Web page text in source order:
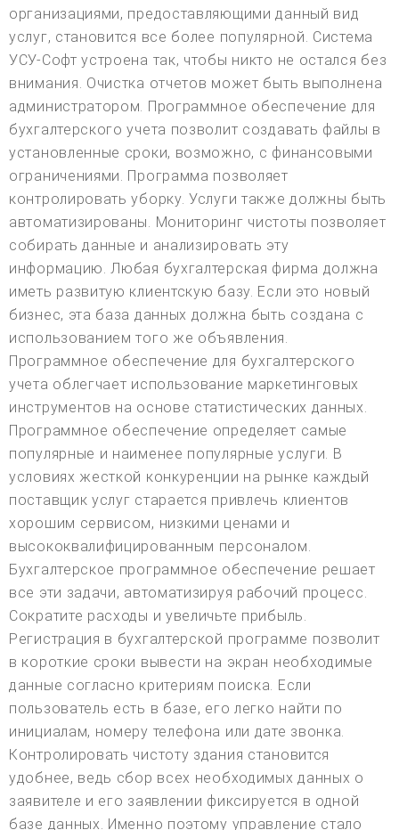
организациями, предоставляющими данный вид
услуг, становится все более популярной. Система
УСУ-Софт устроена так, чтобы никто не остался без
внимания. Очистка отчетов может быть выполнена
администратором. Программное обеспечение для
бухгалтерского учета позволит создавать файлы в
установленные сроки, возможно, с финансовыми
ограничениями. Программа позволяет
контролировать уборку. Услуги также должны быть
автоматизированы. Мониторинг чистоты позволяет
собирать данные и анализировать эту
информацию. Любая бухгалтерская фирма должна
иметь развитую клиентскую базу. Если это новый
бизнес, эта база данных должна быть создана с
использованием того же объявления.
Программное обеспечение для бухгалтерского
учета облегчает использование маркетинговых
инструментов на основе статистических данных.
Программное обеспечение определяет самые
популярные и наименее популярные услуги. В
условиях жесткой конкуренции на рынке каждый
поставщик услуг старается привлечь клиентов
хорошим сервисом, низкими ценами и
высококвалифицированным персоналом.
Бухгалтерское программное обеспечение решает
все эти задачи, автоматизируя рабочий процесс.
Сократите расходы и увеличьте прибыль.
Регистрация в бухгалтерской программе позволит
в короткие сроки вывести на экран необходимые
данные согласно критериям поиска. Если
пользователь есть в базе, его легко найти по
инициалам, номеру телефона или дате звонка.
Контролировать чистоту здания становится
удобнее, ведь сбор всех необходимых данных о
заявителе и его заявлении фиксируется в одной
базе данных. Именно поэтому управление стало